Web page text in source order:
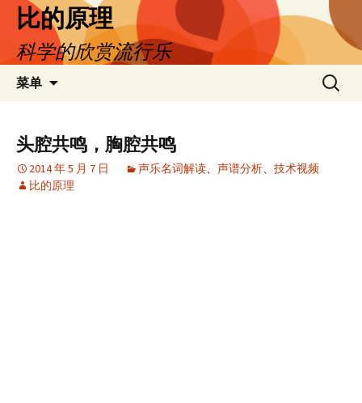
文
比的原理
科学的欣赏流行乐
菜单
搜
索：
头腔共鸣，胸腔共鸣
2014 年 5 月 7 日 声乐名词解读、 声谱分析、 技术视频
比的原理